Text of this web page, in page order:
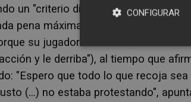
un "criterio diferenciado" a la hora
pena máxima sobre Josan que si
su jugador así se lo había
y le derriba"), al tiempo que
"Espero que todo lo que recoja
(...) no estaba protestando",
CONFIGURAR